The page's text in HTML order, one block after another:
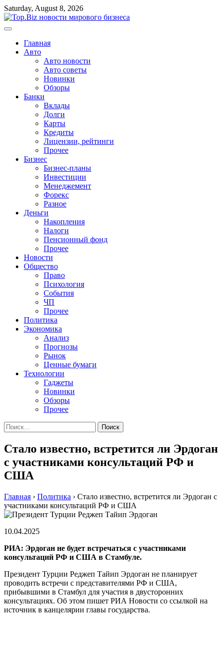
Перейти
к
содержимому
Saturday, August 8, 2026
Главная
Авто
Авто новости
Авто советы
Новинки
Обзоры
Банки
Вклады
Долги
Карты
Кредиты
Лицензии, рейтинги
Прочее
Бизнес
Бизнес-планы
Инвестиции
Менеджемент
Форекс
Разное
Деньги
Накопления
Налоги
Пенсионный фонд
Прочее
Новости
Общество
Право
Психология
События
ЧП
Прочее
Политика
Экономика
Анализ
Прогнозы
Рынок
Ценные бумаги
Технологии
Гаджеты
Новинки
Обзоры
Прочее
Найти:
Стало известно, встретится ли Эрдоган
с участниками консультаций РФ и
США
Главная › Политика › Стало известно, встретится ли Эрдоган с
участниками консультаций РФ и США
10.04.2025
РИА: Эрдоган не будет встречаться с участниками
консультаций РФ и США в Стамбуле.
Президент Турции Реджеп Тайип Эрдоган не планирует
проводить встречи с представителями РФ и США,
прибывшими в Стамбул для участия в двусторонних
консультациях. Об этом пишет РИА Новости со ссылкой на
источник в канцелярии главы государства.